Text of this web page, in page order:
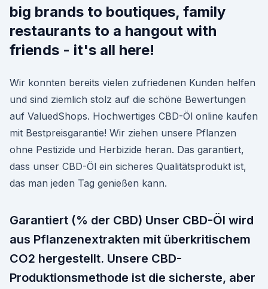
big brands to boutiques, family
restaurants to a hangout with
friends - it's all here!
Wir konnten bereits vielen zufriedenen Kunden helfen
und sind ziemlich stolz auf die schöne Bewertungen
auf ValuedShops. Hochwertiges CBD-Öl online kaufen
mit Bestpreisgarantie! Wir ziehen unsere Pflanzen
ohne Pestizide und Herbizide heran. Das garantiert,
dass unser CBD-Öl ein sicheres Qualitätsprodukt ist,
das man jeden Tag genießen kann.
Garantiert (% der CBD) Unser CBD-Öl wird
aus Pflanzenextrakten mit überkritischem
CO2 hergestellt. Unsere CBD-
Produktionsmethode ist die sicherste, aber